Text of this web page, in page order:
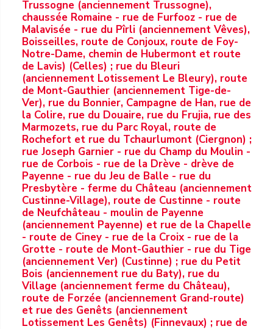
Trussogne (anciennement Trussogne),
chaussée Romaine - rue de Furfooz - rue de
Malavisée - rue du Pîrli (anciennement Vêves),
Boisseilles, route de Conjoux, route de Foy-
Notre-Dame, chemin de Hubermont et route
de Lavis) (Celles) ; rue du Bleuri
(anciennement Lotissement Le Bleury), route
de Mont-Gauthier (anciennement Tige-de-
Ver), rue du Bonnier, Campagne de Han, rue de
la Colire, rue du Douaire, rue du Frujia, rue des
Marmozets, rue du Parc Royal, route de
Rochefort et rue du Tchaurlumont (Ciergnon) ;
rue Joseph Garnier - rue du Champ du Moulin -
rue de Corbois - rue de la Drève - drève de
Payenne - rue du Jeu de Balle - rue du
Presbytère - ferme du Château (anciennement
Custinne-Village), route de Custinne - route
de Neufchâteau - moulin de Payenne
(anciennement Payenne) et rue de la Chapelle
- route de Ciney - rue de la Croix - rue de la
Grotte - route de Mont-Gauthier - rue du Tige
(anciennement Ver) (Custinne) ; rue du Petit
Bois (anciennement rue du Baty), rue du
Village (anciennement ferme du Château),
route de Forzée (anciennement Grand-route)
et rue des Genêts (anciennement
Lotissement Les Genêts) (Finnevaux) ; rue de